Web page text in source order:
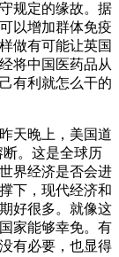
规定的缘故。据
以增加群体免疫
做有可能让英国
将中国医药品从
有利就怎么干的
天晚上，美国道
。这是全球历
界经济是否会进
下，现代经济和
好很多。就像这
家能够幸免。有
有必要，也显得